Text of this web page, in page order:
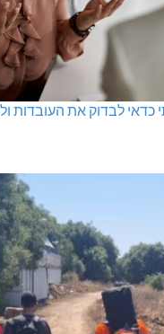
כדאי לבדוק את העובדות